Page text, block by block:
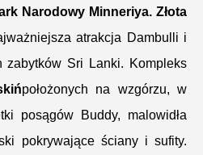
Narodowy Minneriya. Złota
atrakcja Dambulli i
zabytków Sri Lanki. Kompleks
położonych na wzgórzu, w
posągów Buddy, malowidła
pokrywające ściany i sufity.